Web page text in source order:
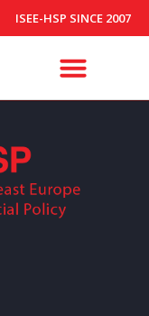
ISEE-HSP SINCE 2007